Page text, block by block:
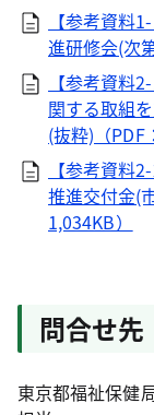
【参考資料
進研修会(次
【参考資料
関する取組
(抜粋)（PDF
【参考資料
推進交付金(
1,034KB）
問合せ先
東京都福祉保健